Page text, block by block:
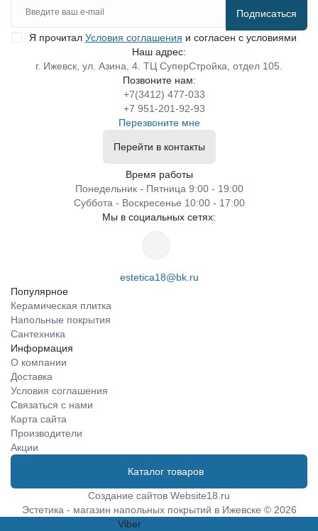
Подписаться
Я прочитал Условия соглашения и согласен с условиями
Наш адрес:
г. Ижевск, ул. Азина, 4. ТЦ СуперСтройка, отдел 105.
Позвоните нам:
+7(3412) 477-033
+7 951-201-92-93
Перезвоните мне
Перейти в контакты
Время работы
Понедельник - Пятница 9:00 - 19:00
Суббота - Воскресенье 10:00 - 17:00
Мы в социальных сетях:
estetica18@bk.ru
Популярное
Керамическая плитка
Напольные покрытия
Сантехника
Информация
О компании
Доставка
Условия соглашения
Связаться с нами
Карта сайта
Производители
Акции
Каталог товаров
Создание сайтов Website18.ru
Эстетика - магазин напольных покрытий в Ижевске © 2026
Viber